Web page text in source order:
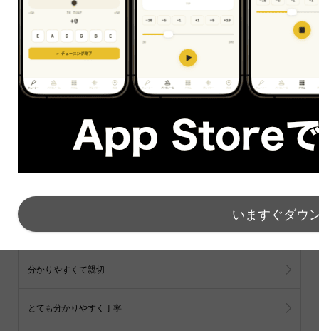
Post
Hatena Line
feedly
その他の声
分かりやすくて親切
とても分かりやすく丁寧
いますぐダウ